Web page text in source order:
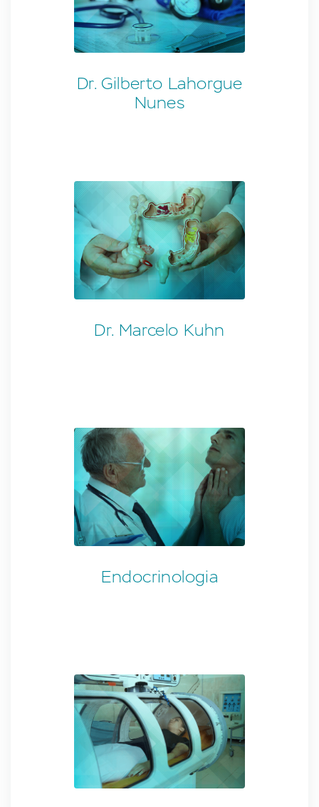
Dr. Gilberto Lahorgue
Nunes
Dr. Marcelo Kuhn
Endocrinologia